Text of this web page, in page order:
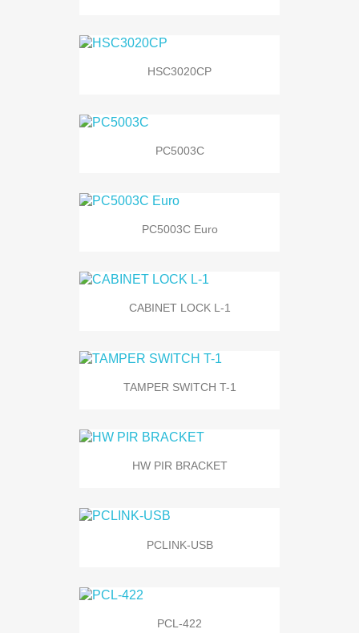
HSC3020CP
PC5003C
PC5003C Euro
CABINET LOCK L-1
TAMPER SWITCH T-1
HW PIR BRACKET
PCLINK-USB
PCL-422